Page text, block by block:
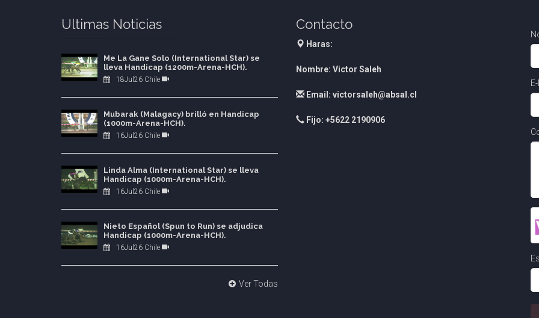
Ultimas Noticias
Me La Gane Solo (International Star) se
lleva Handicap (1200m-Arena-HCH).
18Jul26 Chile
Mubarak (Malagacy) brilló en Handicap
(1000m-Arena-HCH).
16Jul26 Chile
Linda Alma (International Star) se lleva
Handicap (1000m-Arena-HCH).
16Jul26 Chile
Nieto Español (Spun to Run) se adjudica
Handicap (1000m-Arena-HCH).
16Jul26 Chile
Ver Todas
Contacto
Haras:
Nombre: Victor Saleh
Email: victorsaleh@absal.cl
Fijo: +5622 2190906